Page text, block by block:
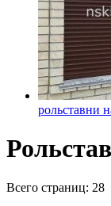
рольставни
Всего страниц: 28